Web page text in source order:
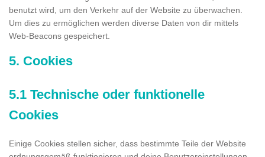
benutzt wird, um den Verkehr auf der Website zu überwachen.
Um dies zu ermöglichen werden diverse Daten von dir mittels
Web-Beacons gespeichert.
5. Cookies
5.1 Technische oder funktionelle
Cookies
Einige Cookies stellen sicher, dass bestimmte Teile der Website